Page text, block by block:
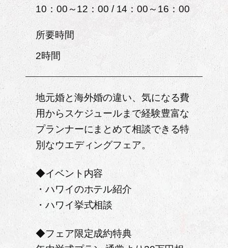
10：00～12：00 / 14：00～16：00
所要時間
2時間
地元婚と海外婚の違い、気になる費
用からスケジュールまで経験豊富な
プランナーにまとめて相談できる特
別なウエディングフェア。
◆イベント内容
・ハワイのホテル紹介
・ハワイ挙式相談
◆フェア限定成約特典